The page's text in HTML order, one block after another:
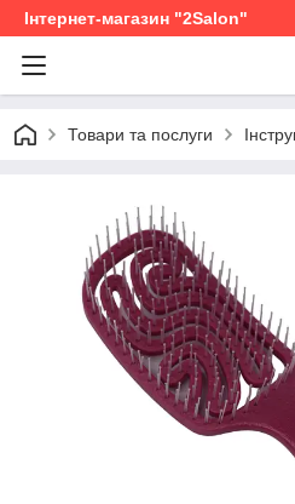
Інтернет-магазин "2Salon"
Товари та послуги